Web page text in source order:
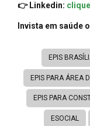
👉 Linkedin:
Invista em saúde
EPIS
EPIS PARA ÁREA
EPIS PARA
ESOCIAL